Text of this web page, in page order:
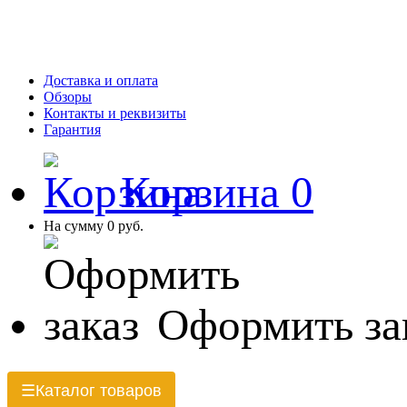
Доставка и оплата
Обзоры
Контакты и реквизиты
Гарантия
Корзина 0
На сумму 0 руб.
Оформить
☰Каталог товаров